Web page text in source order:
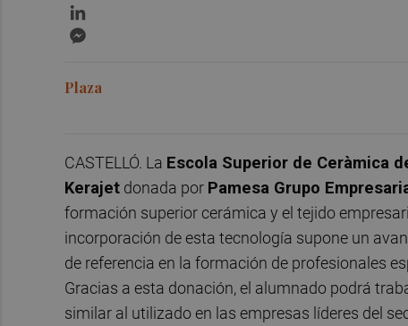
Plaza
CASTELLÓ. La Escola Superior de Ceràmica
Kerajet donada por Pamesa Grupo
formación superior cerámica y el tejido
incorporación de esta tecnología supone un
de referencia en la formación de profesionales
Gracias a esta donación, el alumnado podrá
similar al utilizado en las empresas líderes del